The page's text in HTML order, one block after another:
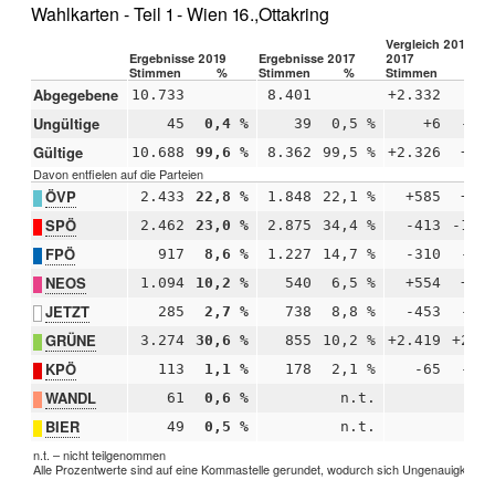
Wahlkarten - Teil 1 - Wien 16.,Ottakring
Ergebnisse 2019 Ergebnisse 2017
Vergleich 2019 –
2017
Stimmen
% Stimmen % Stimmen
Abgegebene 10.733 8.401 +2.332
Ungültige 45 0,4 % 39 0,5 % +6 -
Gültige 10.688 99,6 % 8.362 99,5 % +2.326
Davon entfielen auf die Parteien
ÖVP 2.433 22,8 % 1.848 22,1 % +585
SPÖ 2.462 23,0 % 2.875 34,4 % -413 -
FPÖ 917 8,6 % 1.227 14,7 % -310 -
NEOS 1.094 10,2 % 540 6,5 % +554
JETZT 285 2,7 % 738 8,8 % -453 -
GRÜNE 3.274 30,6 % 855 10,2 % +2.419
KPÖ 113 1,1 % 178 2,1 % -65 -
WANDL 61 0,6 % n.t.
BIER 49 0,5 % n.t.
n.t. – nicht teilgenommen
Alle Prozentwerte sind auf eine Kommastelle gerundet, wodurch sich Ungenauigkeiten